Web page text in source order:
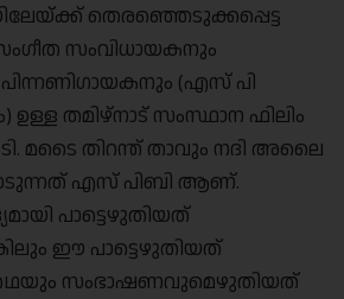
തെരഞ്ഞെടുക്കപ്പെട്ട
സംവിധായകനും
പിന്നണിഗായകനും (എസ് പി
തമിഴ്‌നാട് സംസ്ഥാന ഫിലിം
മടൈ തിറന്ത് താവും നദി അലൈ
എസ് പിബി ആണ്.
പാട്ടെഴുതിയത്
ഈ പാട്ടെഴുതിയത്
സംഭാഷണവുമെഴുതിയത്